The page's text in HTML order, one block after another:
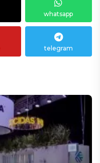
whatsapp
telegram